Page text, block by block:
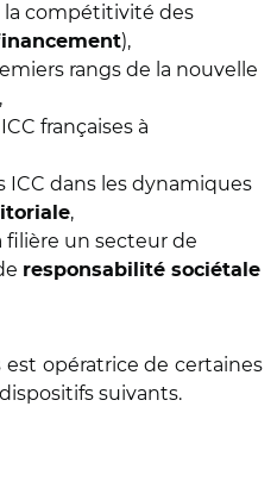
la compétitivité des
),
rangs de la nouvelle
,
françaises à
dans les dynamiques
,
filière un secteur de
responsabilité sociétale
est opératrice de certaines
suivants.